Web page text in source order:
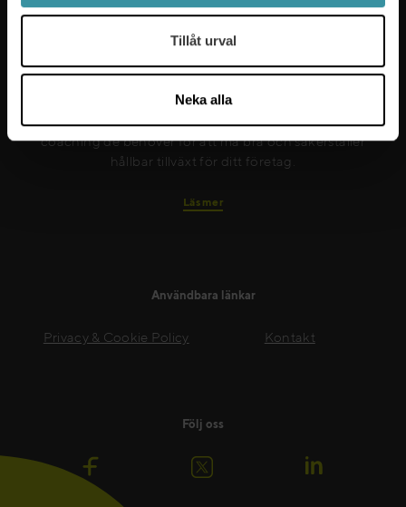
Tillåt urval
Neka alla
Mercuri International är experterna på sälj- och
ledarskapsutbildning som hjälper företag i över 50
våra kunders specifika behov och våra experter ser
till att nya färdigheter implementeras på ett effektivt
sätt. Vi ger dina medarbetare det stöd och den
coaching de behöver för att må bra och säkerställer
hållbar tillväxt för ditt företag.
Läs mer
Användbara länkar
Privacy & Cookie Policy Kontakt
Följ oss